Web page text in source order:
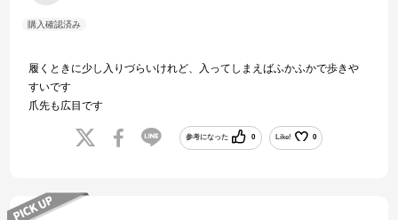
履くときに少し入りづらいけれど、入ってしまえばふかふかで歩きや
すいです
爪先も広目です
参考になった 0 Like! 0